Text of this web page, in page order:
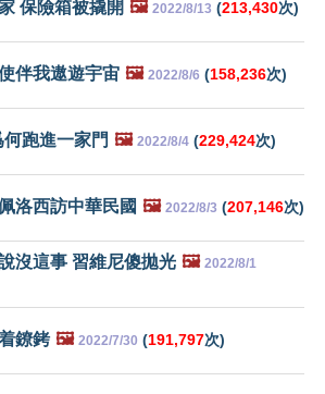
保險箱被撬開 🖼️ 2022/8/13 (213,430次)
伴我遨遊宇宙 🖼️ 2022/8/6 (158,236次)
跑進一家門 🖼️ 2022/8/4 (229,424次)
洛西訪中華民國 🖼️ 2022/8/3 (207,146次)
沒這事 習維尼傻拋光 🖼️ 2022/8/1
鐐銬 🖼️ 2022/7/30 (191,797次)